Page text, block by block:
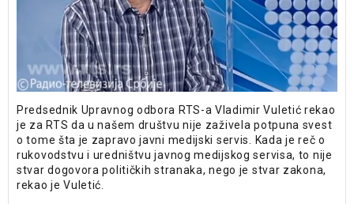
Predsednik Upravnog odbora RTS-a Vladimir Vuletić rekao
je za RTS da u našem društvu nije zaživela potpuna svest
o tome šta je zapravo javni medijski servis. Kada je reč o
rukovodstvu i uredništvu javnog medijskog servisa, to nije
stvar dogovora političkih stranaka, nego je stvar zakona,
rekao je Vuletić.